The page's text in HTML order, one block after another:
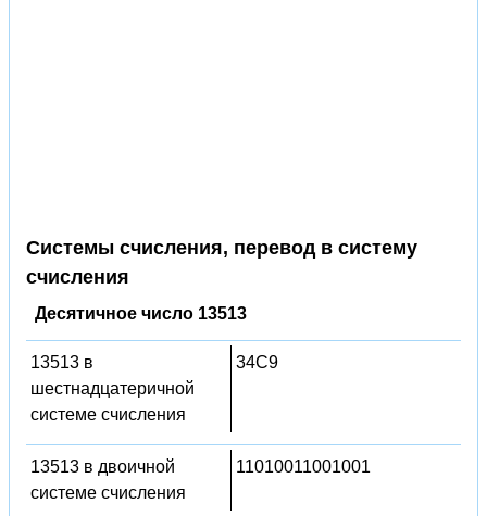
Системы счисления, перевод в систему
счисления
Десятичное число 13513
13513 в
шестнадцатеричной
системе счисления
34C9
13513 в двоичной
системе счисления
11010011001001